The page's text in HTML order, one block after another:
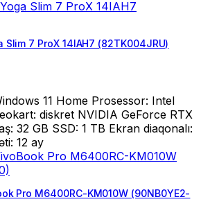
7 ProX 14IAH7 (82TK004JRU)
11 Home Prosessor: Intel
diskret NVIDIA GeForce RTX
32 GB SSD: 1 TB Ekran diaqonalı:
12 ay
Pro M6400RC-KM010W (90NB0YE2-